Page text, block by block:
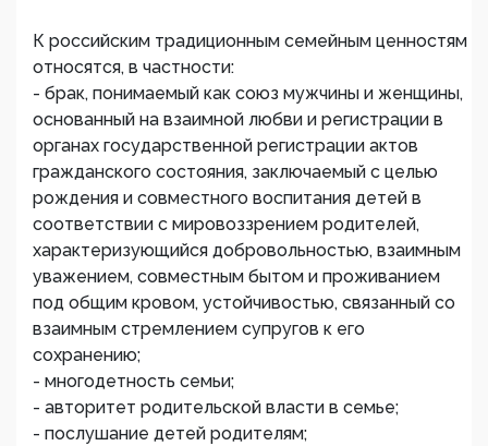
К российским традиционным семейным ценностям
относятся, в частности:
- брак, понимаемый как союз мужчины и женщины,
основанный на взаимной любви и регистрации в
органах государственной регистрации актов
гражданского состояния, заключаемый с целью
рождения и совместного воспитания детей в
соответствии с мировоззрением родителей,
характеризующийся добровольностью, взаимным
уважением, совместным бытом и проживанием
под общим кровом, устойчивостью, связанный со
взаимным стремлением супругов к его
сохранению;
- многодетность семьи;
- авторитет родительской власти в семье;
- послушание детей родителям;